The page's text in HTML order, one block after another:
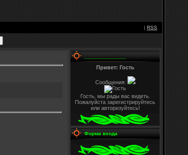
| RSS
Привет: Гость
Сообщения:
Гость, мы рады вас видеть.
Пожалуйста зарегистрируйтесь
или авторизуйтесь!
Форма входа